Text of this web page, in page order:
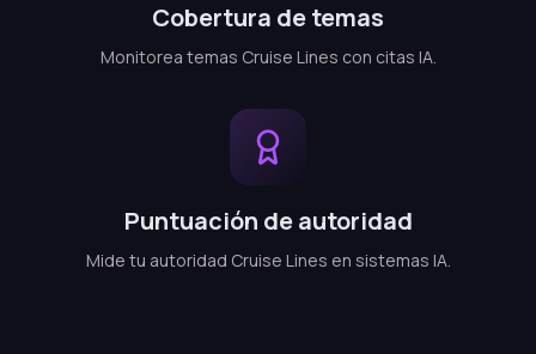
Cobertura de temas
Monitorea temas Cruise Lines con citas IA.
Puntuación de autoridad
Mide tu autoridad Cruise Lines en sistemas IA.